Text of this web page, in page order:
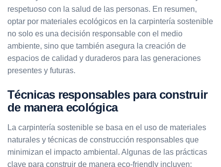
respetuoso con la salud de las personas. En resumen,
optar por materiales ecológicos en la carpintería sostenible
no solo es una decisión responsable con el medio
ambiente, sino que también asegura la creación de
espacios de calidad y duraderos para las generaciones
presentes y futuras.
Técnicas responsables para construir
de manera ecológica
La carpintería sostenible se basa en el uso de materiales
naturales y técnicas de construcción responsables que
minimizan el impacto ambiental. Algunas de las prácticas
clave para construir de manera eco-friendly incluyen: